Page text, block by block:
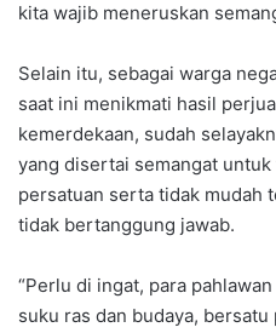
kita wajib meneruskan
Selain itu, sebagai warga
saat ini menikmati hasil
kemerdekaan, sudah
yang disertai semangat
persatuan serta tidak mudah
tidak bertanggung jawab.
“Perlu di ingat, para
suku ras dan budaya,